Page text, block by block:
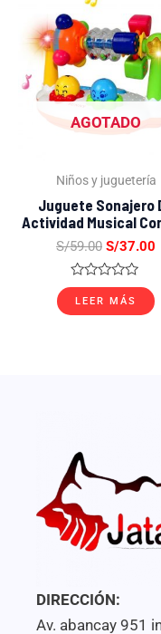
AGOTADO
Niños y juguetería
Juguete Sonajero
Actividad Musical
S/59.00
precio
original
era:
S/59.00.
S/37.00
Valorado
con
0
LEER MÁS
DIRECCIÓN:
Av. abancay 951